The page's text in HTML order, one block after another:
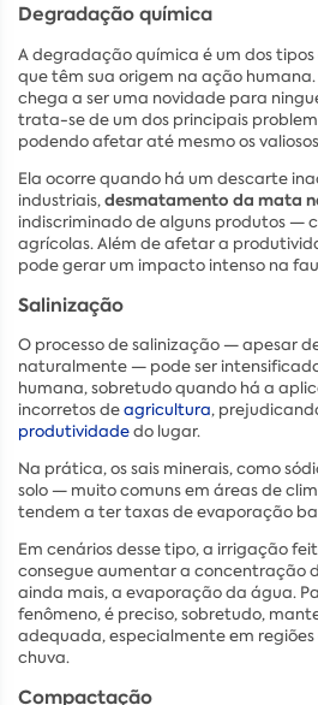
Degradação química
A degradação química é um dos
que têm sua origem na ação humana.
chega a ser uma novidade para
trata-se de um dos principais
podendo afetar até mesmo os
Ela ocorre quando há um descarte
industriais,desmatamento da mata
indiscriminado de alguns produtos —
agrícolas. Além de afetar a
pode gerar um impacto intenso na
Salinização
O processo de salinização — apesar
naturalmente — pode ser
humana, sobretudo quando há a
incorretos deagricultura,
produtividadedo lugar.
Na prática, os sais minerais, como
solo — muito comuns em áreas de
tendem a ter taxas de evaporação
Em cenários desse tipo, a irrigação
consegue aumentar a concentração
ainda mais, a evaporação da água.
fenômeno, é preciso, sobretudo,
adequada, especialmente em
chuva.
Compactação